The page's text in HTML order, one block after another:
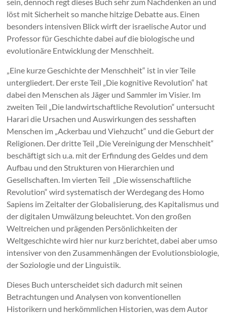
löst mit Sicherheit so manche hitzige Debatte aus. Einen
besonders intensiven Blick wirft der israelische Autor und
Professor für Geschichte dabei auf die biologische und
evolutionäre Entwicklung der Menschheit.
„Eine kurze Geschichte der Menschheit“ ist in vier Teile
untergliedert. Der erste Teil „Die kognitive Revolution“ hat
dabei den Menschen als Jäger und Sammler im Visier. Im
zweiten Teil „Die landwirtschaftliche Revolution“ untersucht
Harari die Ursachen und Auswirkungen des sesshaften
Menschen im „Ackerbau und Viehzucht“ und die Geburt der
Religionen. Der dritte Teil „Die Vereinigung der Menschheit“
beschäftigt sich u.a. mit der Erfindung des Geldes und dem
Aufbau und den Strukturen von Hierarchien und
Gesellschaften. Im vierten Teil „Die wissenschaftliche
Revolution“ wird systematisch der Werdegang des Homo
Sapiens im Zeitalter der Globalisierung, des Kapitalismus und
der digitalen Umwälzung beleuchtet. Von den großen
Weltreichen und prägenden Persönlichkeiten der
Weltgeschichte wird hier nur kurz berichtet, dabei aber umso
intensiver von den Zusammenhängen der Evolutionsbiologie,
der Soziologie und der Linguistik.
Dieses Buch unterscheidet sich dadurch mit seinen
Betrachtungen und Analysen von konventionellen
Historikern und herkömmlichen Historien, was dem Autor